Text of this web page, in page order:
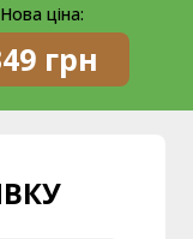
Нова ціна:
грн